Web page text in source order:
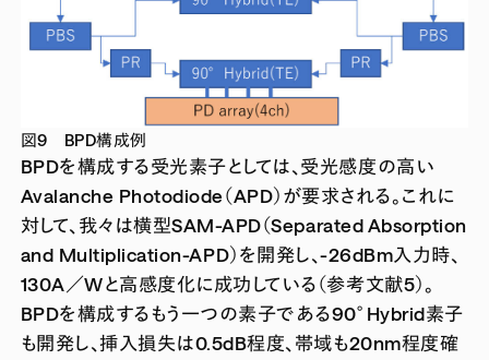
図9 BPD構成例
BPDを構成する受光素子としては、受光感度の高い
Avalanche Photodiode（APD）が要求される。これに
対して、我々は横型SAM-APD（Separated Absorption
and Multiplication-APD）を開発し、-26dBm入力時、
130A／Wと高感度化に成功している（参考文献5）。
BPDを構成するもう一つの素子である90°Hybrid素子
も開発し、挿入損失は0.5dB程度、帯域も20nm程度確